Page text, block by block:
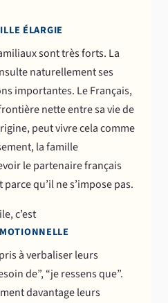
ÉLARGIE
sont très forts. La
naturellement ses
importantes. Le Français,
nette entre sa vie de
peut vivre cela comme
la famille
le partenaire français
qu’il ne s’impose pas.
c’est
à verbaliser leurs
de”, “je ressens que”.
davantage leurs